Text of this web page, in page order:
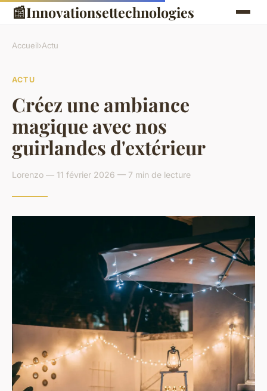
📰Innovationsettechnologies
Accueil›Actu
ACTU
Créez une ambiance
magique avec nos
guirlandes d'extérieur
Lorenzo — 11 février 2026 — 7 min de lecture